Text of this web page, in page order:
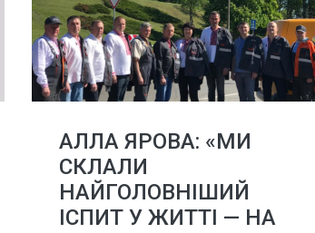
АЛЛА ЯРОВА: «МИ
СКЛАЛИ
НАЙГОЛОВНІШИЙ
ІСПИТ У ЖИТТІ — НА